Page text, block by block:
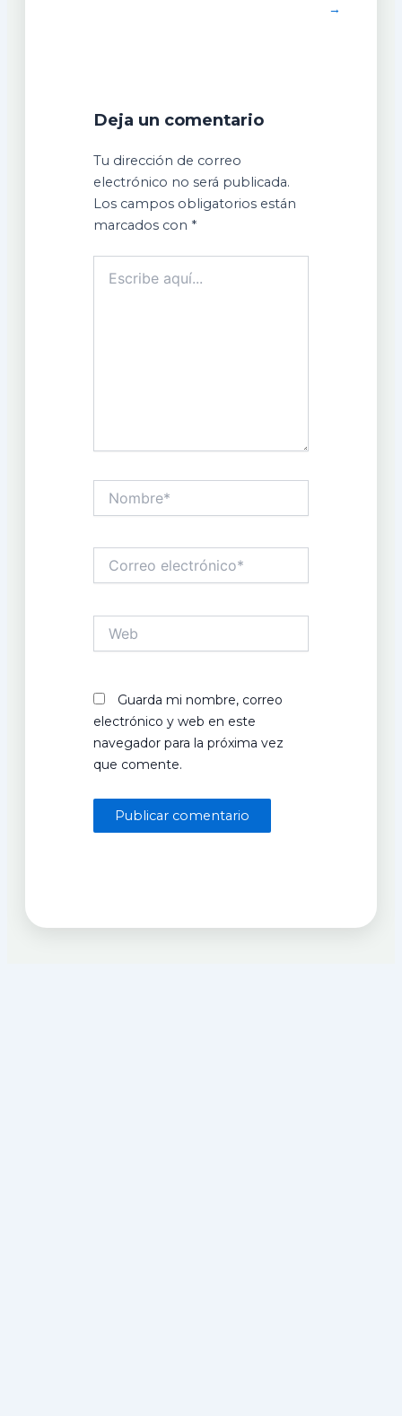
→
Deja un comentario
Tu dirección de correo
electrónico no será publicada.
Los campos obligatorios están
marcados con *
aquí...
electrónico*
Guarda mi nombre, correo
electrónico y web en este
navegador para la próxima vez
que comente.